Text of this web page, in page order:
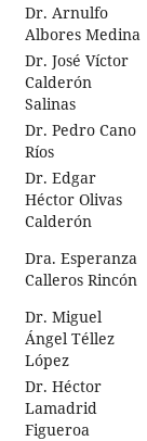
Dr. Arnulfo
Albores Medina
Dr. José Víctor
Calderón
Salinas
Dr. Pedro Cano
Ríos
Dr. Edgar
Héctor Olivas
Calderón
Dra. Esperanza
Calleros Rincón
Dr. Miguel
Ángel Téllez
López
Dr. Héctor
Lamadrid
Figueroa